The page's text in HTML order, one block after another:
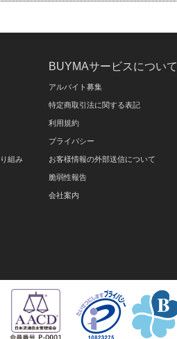
組み
BUYMAサービスについて
アルバイト募集
特定商取引法に関する表記
利用規約
プライバシー
お客様情報の外部送信について
脆弱性報告
会社案内